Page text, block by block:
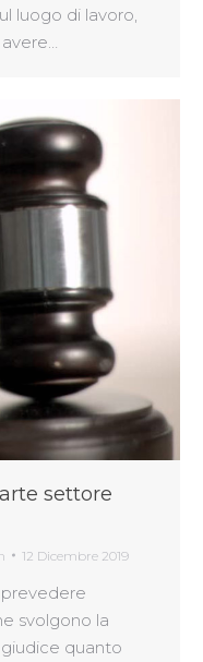
luogo di lavoro,
settore
12 Dicembre 2019
svolgono la
quanto